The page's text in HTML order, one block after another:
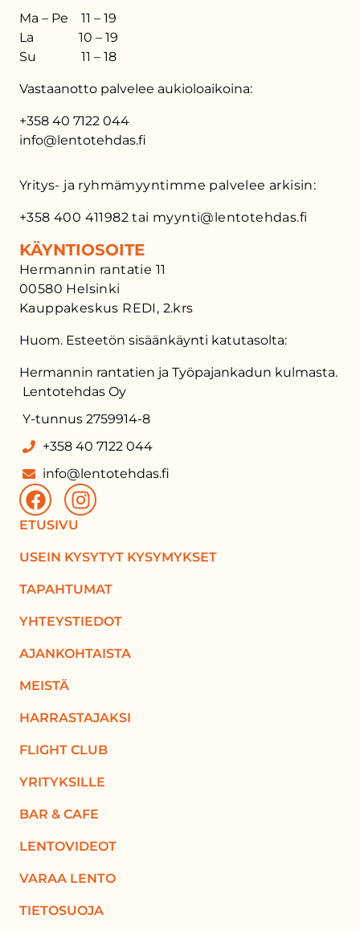
Ma – Pe 11 – 19
La 10 – 19
Su 11 – 18
Vastaanotto palvelee aukioloaikoina:
+358 40 7122 044
info@lentotehdas.fi
Yritys- ja ryhmämyyntimme palvelee arkisin:
+358 400 411982 tai myynti@lentotehdas.fi
KÄYNTIOSOITE
Hermannin rantatie 11
00580 Helsinki
Kauppakeskus REDI, 2.krs
Huom. Esteetön sisäänkäynti katutasolta:
Hermannin rantatien ja Työpajankadun kulmasta.
Lentotehdas Oy
Y-tunnus 2759914-8
+358 40 7122 044
info@lentotehdas.fi
ETUSIVU
USEIN KYSYTYT KYSYMYKSET
TAPAHTUMAT
YHTEYSTIEDOT
AJANKOHTAISTA
MEISTÄ
HARRASTAJAKSI
FLIGHT CLUB
YRITYKSILLE
BAR & CAFE
LENTOVIDEOT
VARAA LENTO
TIETOSUOJA